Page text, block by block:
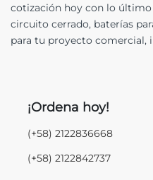
cotización hoy con lo último
circuito cerrado, baterías
para tu proyecto comercial,
¡Ordena hoy!
(+58) 2122836668
(+58) 2122842737